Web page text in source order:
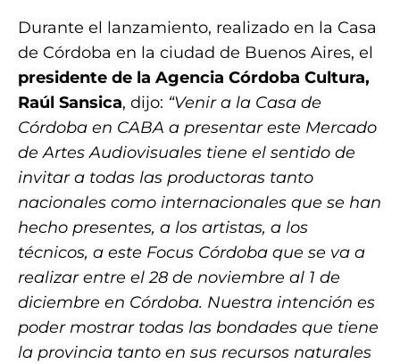
Durante el lanzamiento, realizado en la Casa
de Córdoba en la ciudad de Buenos Aires, el
presidente de la Agencia Córdoba Cultura,
Raúl Sansica, dijo: “Venir a la Casa de
Córdoba en CABA a presentar este Mercado
de Artes Audiovisuales tiene el sentido de
invitar a todas las productoras tanto
nacionales como internacionales que se han
hecho presentes, a los artistas, a los
técnicos, a este Focus Córdoba que se va a
realizar entre el 28 de noviembre al 1 de
diciembre en Córdoba. Nuestra intención es
poder mostrar todas las bondades que tiene
la provincia tanto en sus recursos naturales